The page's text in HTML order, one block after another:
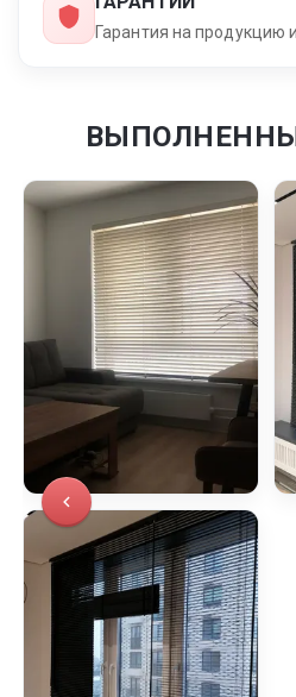
Гарантия на продукцию